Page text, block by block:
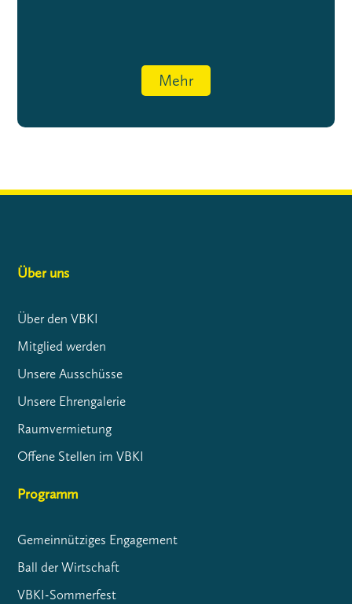
Mehr
Über uns
Über den VBKI
Mitglied werden
Unsere Ausschüsse
Unsere Ehrengalerie
Raumvermietung
Offene Stellen im VBKI
Programm
Gemeinnütziges Engagement
Ball der Wirtschaft
VBKI-Sommerfest